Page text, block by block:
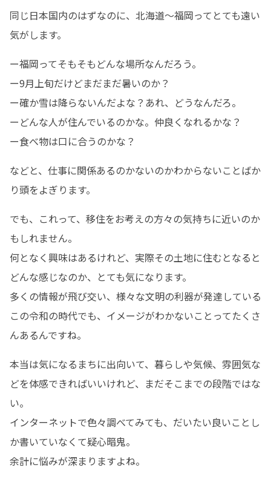
同じ日本国内のはずなのに、北海道～福岡ってとても遠い
気がします。
ー福岡ってそもそもどんな場所なんだろう。
ー9月上旬だけどまだまだ暑いのか？
ー確か雪は降らないんだよな？あれ、どうなんだろ。
ーどんな人が住んでいるのかな。仲良くなれるかな？
ー食べ物は口に合うのかな？
などと、仕事に関係あるのかないのかわからないことばか
り頭をよぎります。
でも、これって、移住をお考えの方々の気持ちに近いのか
もしれません。
何となく興味はあるけれど、実際その土地に住むとなると
どんな感じなのか、とても気になります。
多くの情報が飛び交い、様々な文明の利器が発達している
この令和の時代でも、イメージがわかないことってたくさ
んあるんですね。
本当は気になるまちに出向いて、暮らしや気候、雰囲気な
どを体感できればいいけれど、まだそこまでの段階ではな
い。
インターネットで色々調べてみても、だいたい良いことし
か書いていなくて疑心暗鬼。
余計に悩みが深まりますよね。